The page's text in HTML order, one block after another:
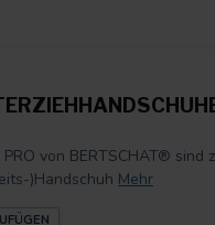
von BERTSCHAT® sind
)Handschuh Mehr